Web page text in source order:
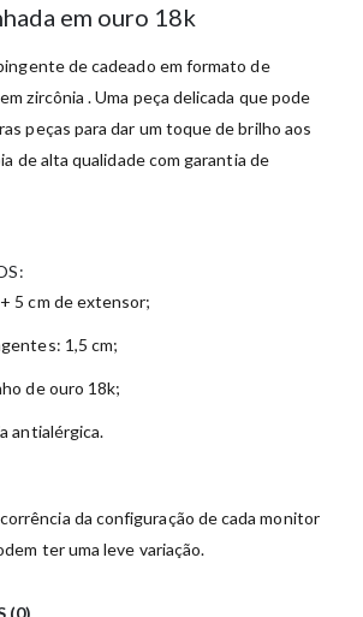
em ouro 18k
de cadeado em formato de
zircônia . Uma peça delicada que pode
peças para dar um toque de brilho aos
de alta qualidade com garantia de
5 cm de extensor;
1,5 cm;
de ouro 18k;
antialérgica.
da configuração de cada monitor
ter uma leve variação.